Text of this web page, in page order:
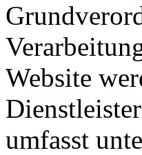
Website
umfasst